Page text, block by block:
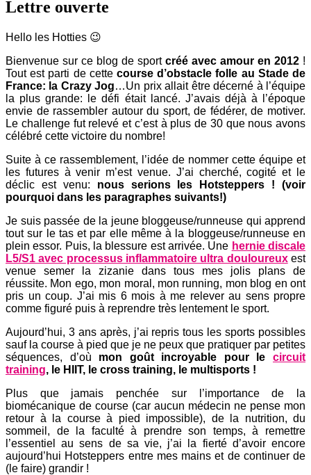
Lettre ouverte
Hello les Hotties 😉
Bienvenue sur ce blog de sport créé avec amour en 2012 !
Tout est parti de cette course d’obstacle folle au Stade de
France: la Crazy Jog…Un prix allait être décerné à l’équipe
la plus grande: le défi était lancé. J’avais déjà à l’époque
envie de rassembler autour du sport, de fédérer, de motiver.
Le challenge fut relevé et c’est à plus de 30 que nous avons
célébré cette victoire du nombre!
Suite à ce rassemblement, l’idée de nommer cette équipe et
les futures à venir m’est venue. J’ai cherché, cogité et le
déclic est venu: nous serions les Hotsteppers ! (voir
pourquoi dans les paragraphes suivants!)
Je suis passée de la jeune bloggeuse/runneuse qui apprend
tout sur le tas et par elle même à la bloggeuse/runneuse en
plein essor. Puis, la blessure est arrivée. Une hernie discale
L5/S1 avec processus inflammatoire ultra douloureuxest
venue semer la zizanie dans tous mes jolis plans de
réussite. Mon ego, mon moral, mon running, mon blog en ont
pris un coup. J’ai mis 6 mois à me relever au sens propre
comme figuré puis à reprendre très lentement le sport.
Aujourd’hui, 3 ans après, j’ai repris tous les sports possibles
sauf la course à pied que je ne peux que pratiquer par petites
séquences, d’où mon goût incroyable pour lecircuit
training, le HIIT, le cross training, le multisports !
Plus que jamais penchée sur l’importance de la
biomécanique de course (car aucun médecin ne pense mon
retour à la course à pied impossible), de la nutrition, du
sommeil, de la faculté à prendre son temps, à remettre
l’essentiel au sens de sa vie, j’ai la fierté d’avoir encore
aujourd’hui Hotsteppers entre mes mains et de continuer de
(le faire) grandir !